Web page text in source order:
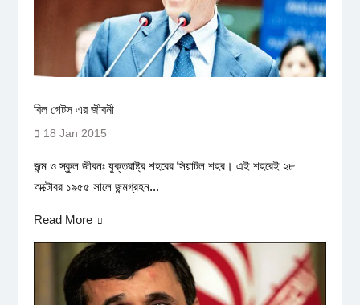
বিল গেটস এর জীবনী
18 Jan 2015
জন্ম ও স্কুল জীবনঃ যুক্তরাষ্ট্র শহরের সিয়াটল শহর। এই শহরেই ২৮
অক্টোবর ১৯৫৫ সালে জন্মগ্রহন...
Read More